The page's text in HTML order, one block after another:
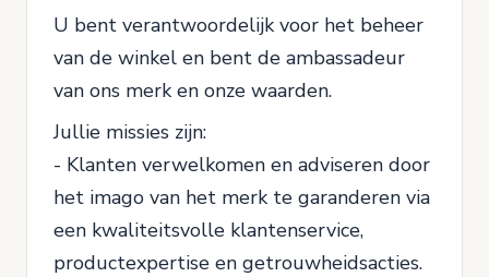
U bent verantwoordelijk voor het beheer
van de winkel en bent de ambassadeur
van ons merk en onze waarden.
Jullie missies zijn:
- Klanten verwelkomen en adviseren door
het imago van het merk te garanderen via
een kwaliteitsvolle klantenservice,
productexpertise en getrouwheidsacties.